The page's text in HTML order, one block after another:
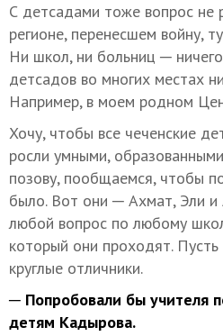
С детсадами тоже вопрос
регионе, перенесшем войну,
Ни школ, ни больниц ─
детсадов во многих местах
Например, в моем родном
Хочу, чтобы все чеченские
росли умными,
позову, пообщаемся, чтобы
было. Вот они ─ Ахмат, Эли
любой вопрос по любому
который они проходят.
круглые отличники.
─ Попробовали бы учителя
детям Кадырова.